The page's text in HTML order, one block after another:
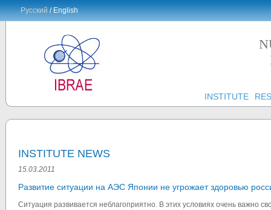
Русский/ English
INSTITUTE
INSTITUTE NEWS
15.03.2011
Развитие ситуации на АЭС Японии не угрожает здоровью
Ситуация развивается неблагоприятно. В этих условиях очень важно